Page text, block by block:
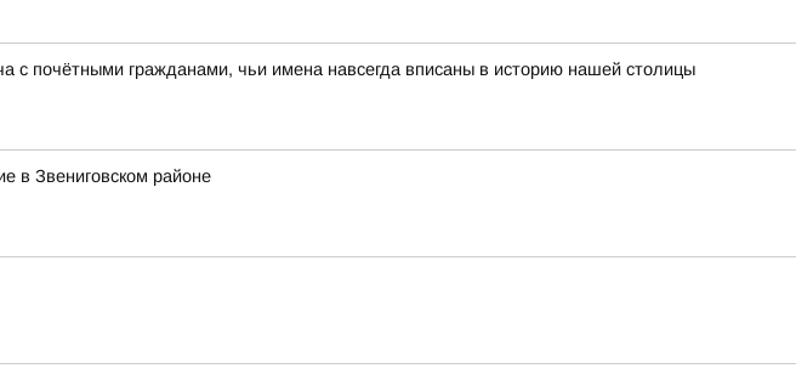
с почётными гражданами, чьи имена навсегда вписаны в историю нашей столицы
в Звениговском районе